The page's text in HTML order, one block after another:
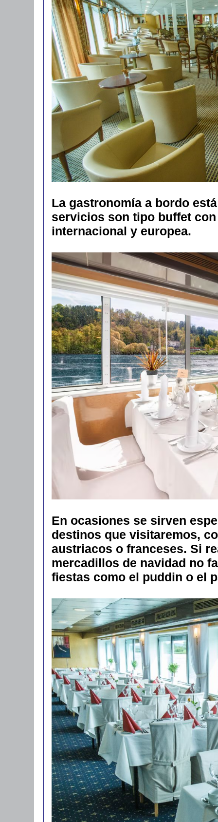
La gastronomía a bordo
servicios son tipo buffet
internacional y europea.
En ocasiones se sirven
destinos que visitaremos,
austriacos o franceses. Si
mercadillos de navidad no
fiestas como el puddin o el